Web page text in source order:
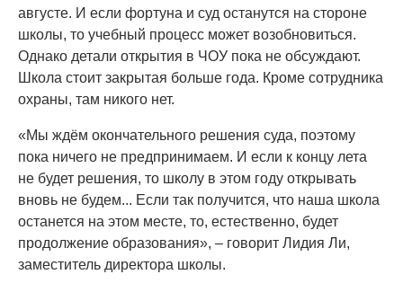
августе. И если фортуна и суд останутся на стороне
школы, то учебный процесс может возобновиться.
Однако детали открытия в ЧОУ пока не обсуждают.
Школа стоит закрытая больше года. Кроме сотрудника
охраны, там никого нет.
«Мы ждём окончательного решения суда, поэтому
пока ничего не предпринимаем. И если к концу лета
не будет решения, то школу в этом году открывать
вновь не будем... Если так получится, что наша школа
останется на этом месте, то, естественно, будет
продолжение образования», – говорит Лидия Ли,
заместитель директора школы.